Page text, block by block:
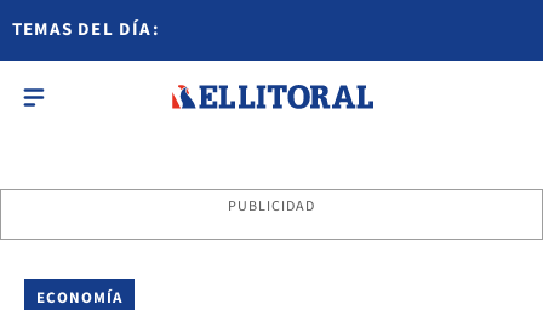
TEMAS DEL DÍA:
PUBLICIDAD
ECONOMÍA